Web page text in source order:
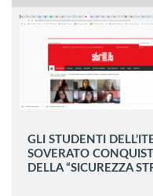
GLI STUDENTI
SOVERATO
DELLA “SICUREZZA